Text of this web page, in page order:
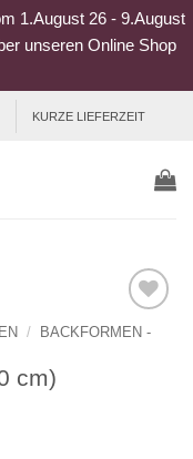
1.August 26 - 9.August
unseren Online Shop
KURZE LIEFERZEIT
/ BACKFORMEN -
cm)